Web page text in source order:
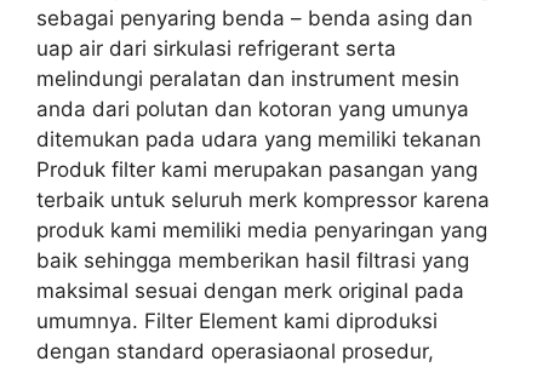
sebagai penyaring benda – benda asing dan
uap air dari sirkulasi refrigerant serta
melindungi peralatan dan instrument mesin
anda dari polutan dan kotoran yang umunya
ditemukan pada udara yang memiliki tekanan
Produk filter kami merupakan pasangan yang
terbaik untuk seluruh merk kompressor karena
produk kami memiliki media penyaringan yang
baik sehingga memberikan hasil filtrasi yang
maksimal sesuai dengan merk original pada
umumnya. Filter Element kami diproduksi
dengan standard operasiaonal prosedur,